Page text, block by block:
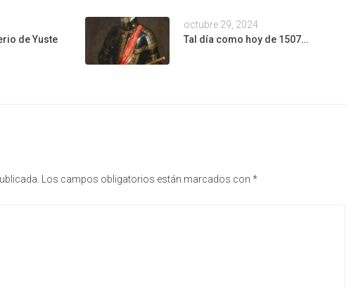
de Yuste
octubre 29, 2024
Tal día como hoy de 1507…
Los campos obligatorios están marcados con *